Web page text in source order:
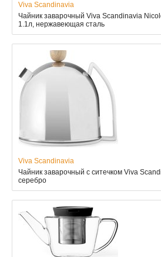
Viva Scandinavia
Чайник заварочный Viva Scandinavia
1.1л, нержавеющая сталь
Viva Scandinavia
Чайник заварочный с ситечком Viva
серебро